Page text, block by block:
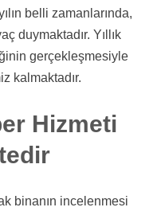
belli zamanlarında,
duymaktadır. Yıllık
gerçekleşmesiyle
kalmaktadır.
Hizmeti
binanın incelenmesi